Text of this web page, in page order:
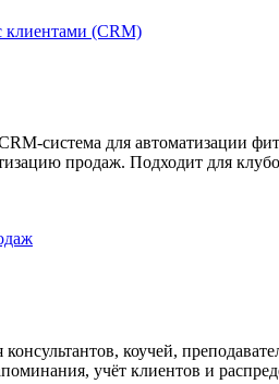
клиентами (CRM)
система для автоматизации
продаж. Подходит для
коучей,
учёт клиентов и